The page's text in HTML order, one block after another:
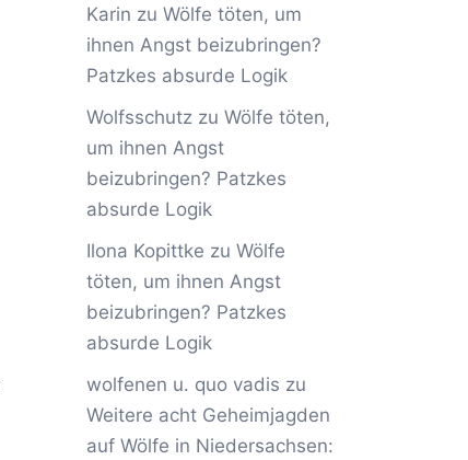
Karin zu Wölfe töten, um
ihnen Angst beizubringen?
Patzkes absurde Logik
Wolfsschutzzu Wölfe töten,
um ihnen Angst
beizubringen? Patzkes
absurde Logik
Ilona Kopittke zu Wölfe
töten, um ihnen Angst
beizubringen? Patzkes
absurde Logik
wolfenen u. quo vadis zu
Weitere acht Geheimjagden
auf Wölfe in Niedersachsen: